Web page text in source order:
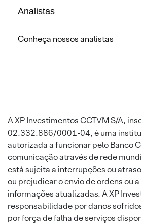
Analistas
Conheça nossos analistas
A XP Investimentos CCTVM S/A,
02.332.886/0001-04, é uma
autorizada a funcionar pelo Banco
comunicação através de rede
está sujeita a interrupções ou
ou prejudicar o envio de ordens ou
informações atualizadas. A XP
responsabilidade por danos
por força de falha de serviços